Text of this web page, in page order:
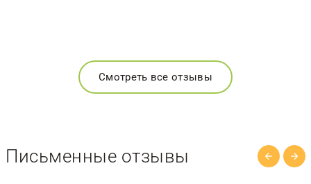
Смотреть все отзывы
Письменные отзывы